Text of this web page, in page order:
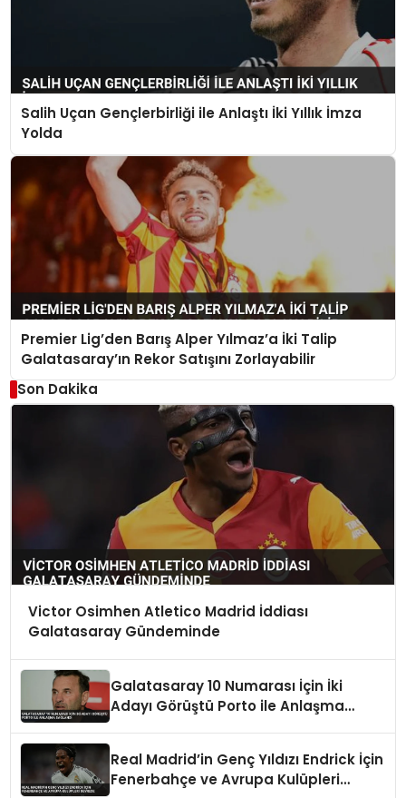
Salih Uçan Gençlerbirliği ile Anlaştı İki Yıllık İmza
Yolda
Premier Lig’den Barış Alper Yılmaz’a İki Talip
Galatasaray’ın Rekor Satışını Zorlayabilir
Son Dakika
Victor Osimhen Atletico Madrid İddiası
Galatasaray Gündeminde
Galatasaray 10 Numarası İçin İki
Adayı Görüştü Porto ile Anlaşma
Real Madrid’in Genç Yıldızı Endrick İçin
Fenerbahçe ve Avrupa Kulüpleri